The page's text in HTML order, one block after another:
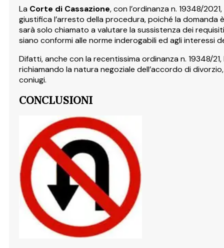
La Corte di Cassazione, con l’ordinanza n. 19348/
giustifica l’arresto della procedura, poiché la
sarà solo chiamato a valutare la sussistenza dei
siano conformi alle norme inderogabili ed agli interessi
Difatti, anche con la recentissima ordinanza n. 19348/
richiamando la natura negoziale dell’accordo di
coniugi.
CONCLUSIONI